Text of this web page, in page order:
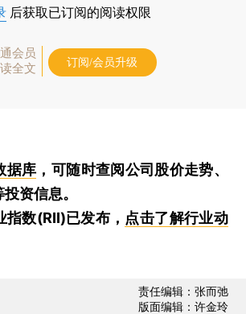
后获取已订阅的阅读权限
会员
全文
订阅/会员升级
据库 ，可随时查阅公司股价走势、
资信息。
数(RII)已发布， 点击了解行业动
责任编辑：张而弛
版面编辑：许金玲